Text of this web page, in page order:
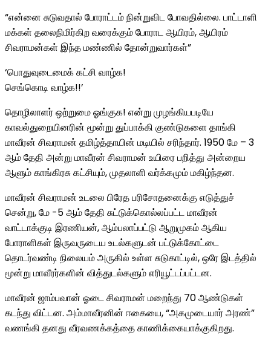
“என்னை சுடுவதால் போராட்டம் நின்றுவிட போவதில்லை. பாட்டாளி
மக்கள் தலைநிமிர்கிற வரைக்கும் போராட ஆயிரம், ஆயிரம்
சிவராமன்கள் இந்த மண்ணில் தோன்றுவார்கள்”
‘பொதுவுடைமைக் கட்சி வாழ்க!
செங்கொடி வாழ்க!!’
தொழிலாளர் ஒற்றுமை ஓங்குக! என்று முழங்கியபடியே
காவல்துறையினரின் மூன்று துப்பாக்கி குண்டுகளை தாங்கி
மாவீரன் சிவராமன் தமிழ்த்தாயின் மடியில் சரிந்தார். 1950 மே – 3
ஆம் தேதி அன்று மாவீரன் சிவராமன் உயிரை பறித்து அன்றைய
ஆளும் காங்கிரசு கட்சியும், முதலாளி வர்க்கமும் மகிழ்ந்தன.
மாவீரன் சிவராமன் உடலை பிரேத பரிசோதனைக்கு எடுத்துச்
சென்று, மே -5 ஆம் தேதி சுட்டுக்கொல்லப்பட்ட மாவீரன்
வாட்டாக்குடி இரணியன், ஆம்பலாப்பட்டு ஆறுமுகம் ஆகிய
போராளிகள் இருவருடைய உடல்களுடன் பட்டுக்கோட்டை
தொடர்வண்டி நிலையம் அருகில் உள்ள சுடுகாட்டில், ஒரே இடத்தில்
மூன்று மாவீரர்களின் வித்துடல்களும் எரியூட்டப்பட்டன.
மாவீரன் ஜாம்பவான் ஓடை சிவராமன் மறைந்து 70 ஆண்டுகள்
கடந்து விட்டன. அம்மாவீரனின் ஈகையை, “அகமுடையார் அரண்”
வணங்கி தனது வீரவணக்கத்தை காணிக்கையாக்குகிறது.